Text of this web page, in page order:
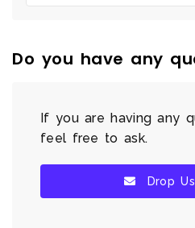
Do you have any
If you are having any
feel free to ask.
Drop